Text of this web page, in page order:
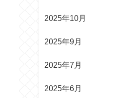
2025年10月
2025年9月
2025年7月
2025年6月